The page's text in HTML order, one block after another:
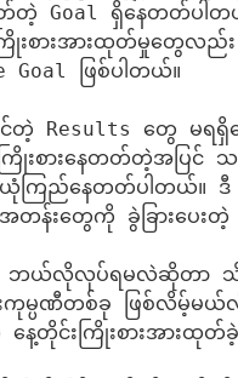
တဲ့ Goal ရှိနေတတ်ပါ
ကြိုးစားအားထုတ်မှုတွေ
ဖြစ်ပါတယ်။
Results တွေ မရရှိသ
ကြိုးစားနေတတ်တဲ့အပြ
ကြည်နေတတ်ပါတယ်။ ဒီ
န်းတွေကို ခွဲခြားပေးတဲ့
ဘယ်လိုလုပ်ရမလဲဆိုတာ
းကုမ္ပဏီတစ်ခု ဖြစ်လိမ့်
းကြိုးစားအားထုတ်ခဲ့